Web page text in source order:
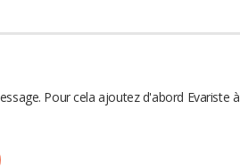
Pour cela ajoutez d'abord Evariste à